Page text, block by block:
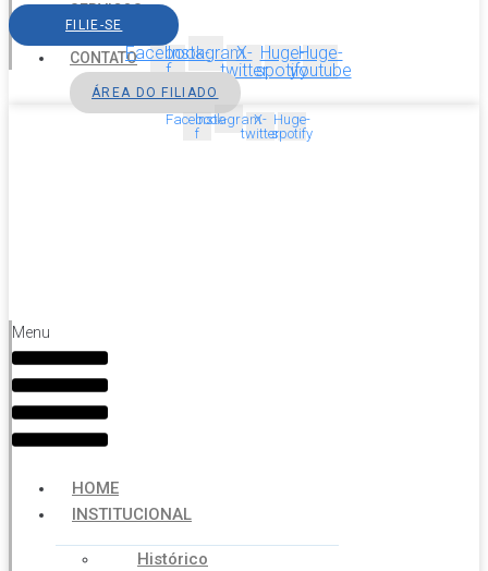
SERVIÇOS
AGENDA
CONTATO
FILIE-SE
Facebook-
f
InstagramX-
twitter
Huge-
spotify
Huge-
youtube
ÁREA DO FILIADO
Facebook-
f
InstagramX-
twitter
Huge-
spotify
Menu
HOME
INSTITUCIONAL
Histórico